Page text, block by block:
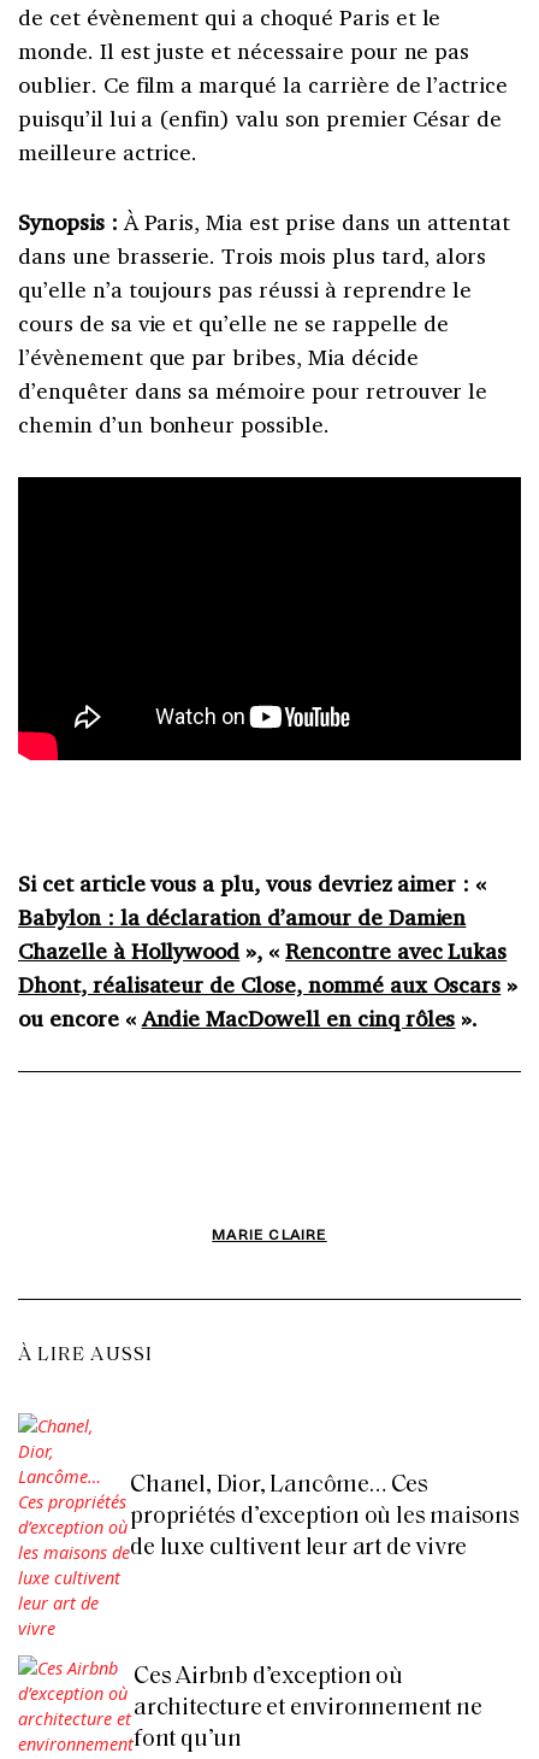
de cet évènement qui a choqué Paris et le
monde. Il est juste et nécessaire pour ne pas
oublier. Ce film a marqué la carrière de l’actrice
puisqu’il lui a (enfin) valu son premier César de
meilleure actrice.
Synopsis : À Paris, Mia est prise dans un attentat
dans une brasserie. Trois mois plus tard, alors
qu’elle n’a toujours pas réussi à reprendre le
cours de sa vie et qu’elle ne se rappelle de
l’évènement que par bribes, Mia décide
d’enquêter dans sa mémoire pour retrouver le
chemin d’un bonheur possible.
Si cet article vous a plu, vous devriez aimer : «
Babylon : la déclaration d’amour de Damien
Chazelle à Hollywood », «Rencontre avec Lukas
Dhont, réalisateur de Close, nommé aux Oscars »
ou encore « Andie MacDowell en cinq rôles ».
MARIE CLAIRE
À LIRE AUSSI
Chanel, Dior, Lancôme… Ces
propriétés d’exception où les maisons
de luxe cultivent leur art de vivre
Ces Airbnb d’exception où
architecture et environnement ne
font qu’un